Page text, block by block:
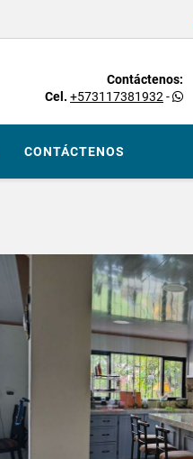
Contáctenos:
Cel. +573117381932 -
CONTÁCTENOS